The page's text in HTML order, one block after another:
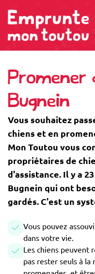
Promener
Bugnein
Vous souhaitez
chiens et en
Mon Toutou vous
propriétaires de
d'assistance. Il y a
Bugnein qui ont
gardés. C'est un
Vous pouvez
dans votre vie.
Les chiens peuvent
pas rester seuls à la